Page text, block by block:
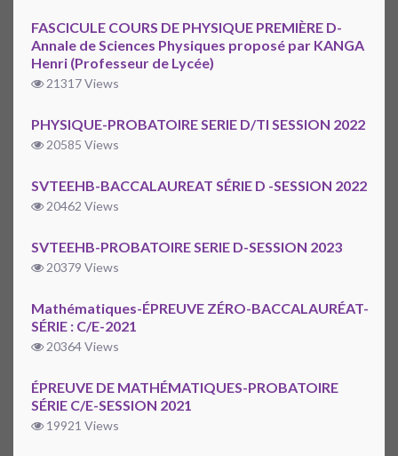
FASCICULE COURS DE PHYSIQUE PREMIÈRE D-
Annale de Sciences Physiques proposé par KANGA
Henri (Professeur de Lycée)
21317 Views
PHYSIQUE-PROBATOIRE SERIE D/TI SESSION 2022
20585 Views
SVTEEHB-BACCALAUREAT SÉRIE D -SESSION 2022
20462 Views
SVTEEHB-PROBATOIRE SERIE D-SESSION 2023
20379 Views
Mathématiques-ÉPREUVE ZÉRO-BACCALAURÉAT-
SÉRIE : C/E-2021
20364 Views
ÉPREUVE DE MATHÉMATIQUES-PROBATOIRE
SÉRIE C/E-SESSION 2021
19921 Views